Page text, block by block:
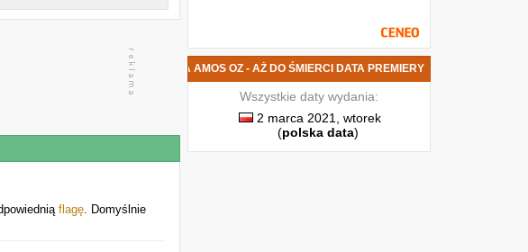
flagę. Domyślnie
NOWA KSIĄŻKA AMOS OZ - AŻ DO ŚMIERCI DATA PREMIERY
Wszystkie daty wydania:
2 marca 2021, wtorek
(polska data)